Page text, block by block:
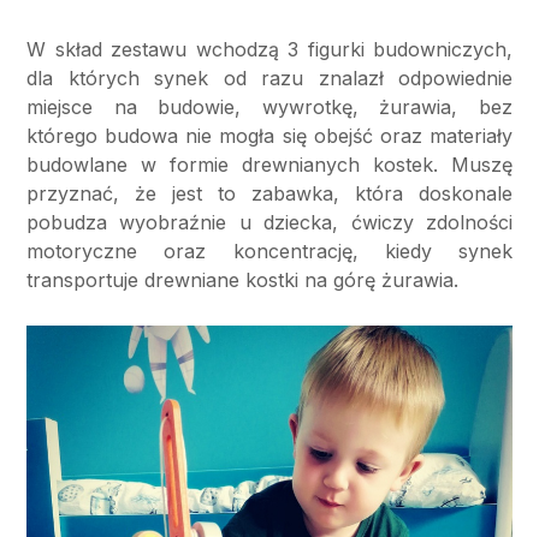
W skład zestawu wchodzą 3 figurki budowniczych,
dla których synek od razu znalazł odpowiednie
miejsce na budowie, wywrotkę, żurawia, bez
którego budowa nie mogła się obejść oraz materiały
budowlane w formie drewnianych kostek. Muszę
przyznać, że jest to zabawka, która doskonale
pobudza wyobraźnie u dziecka, ćwiczy zdolności
motoryczne oraz koncentrację, kiedy synek
transportuje drewniane kostki na górę żurawia.